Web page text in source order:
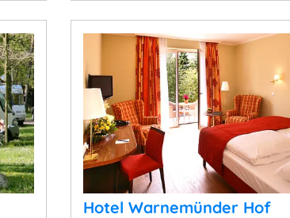
Hotel Warnemünder Hof